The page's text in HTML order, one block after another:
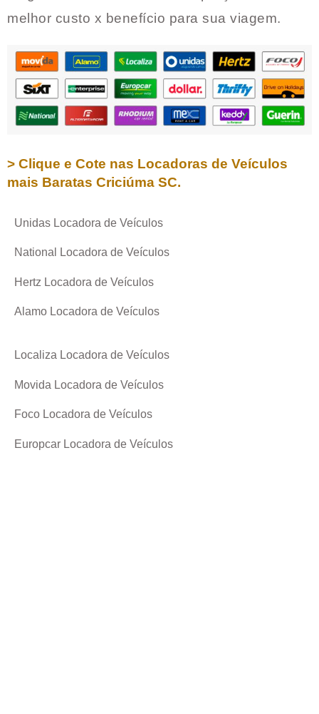
melhor custo x benefício para sua viagem.
> Clique e Cote nas Locadoras de Veículos
mais Baratas Criciúma SC.
Unidas Locadora de Veículos
National Locadora de Veículos
Hertz Locadora de Veículos
Alamo Locadora de Veículos
Localiza Locadora de Veículos
Movida Locadora de Veículos
Foco Locadora de Veículos
Europcar Locadora de Veículos